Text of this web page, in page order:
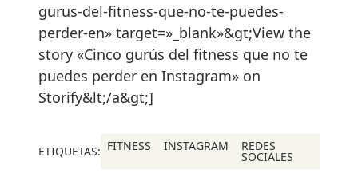
gurus-del-fitness-que-no-te-puedes-
perder-en» target=»_blank»&gt;View the
story «Cinco gurús del fitness que no te
puedes perder en Instagram» on
Storify&lt;/a&gt;]
ETIQUETAS: FITNESS INSTAGRAM REDES
SOCIALES